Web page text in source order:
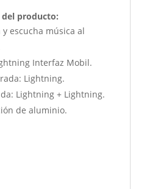
del producto:
y escucha música al
Interfaz Mobil.
Lightning.
Lightning + Lightning.
de aluminio.